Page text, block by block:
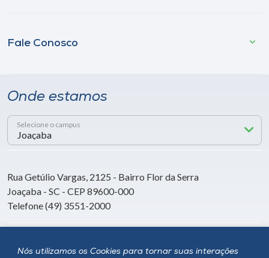
Nós utilizamos os Cookies para tornar suas interações
Fale Conosco
Onde estamos
Selecione o campus
Rua Getúlio Vargas, 2125 - Bairro Flor da Serra
Joaçaba - SC - CEP 89600-000
Telefone (49) 3551-2000
Siga a Unoesc